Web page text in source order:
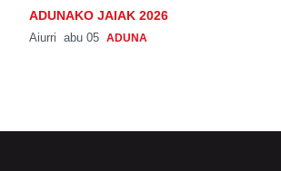
ADUNAKO JAIAK 2026
Aiurri abu 05 ADUNA